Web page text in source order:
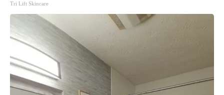
Tri Lift Skincare